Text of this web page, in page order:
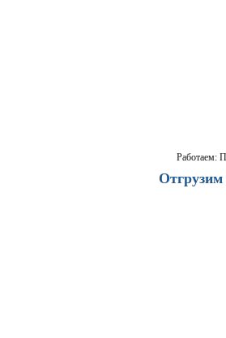
Работаем:
Отгрузим